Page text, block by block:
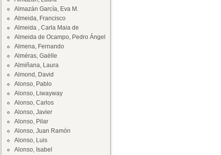
Almazán García, Eva M.
Almeida, Francisco
Almeida , Carla Maia de
Almeida de Ocampo, Pedro Ángel
Almena, Fernando
Alméras, Gaëlle
Almiñana, Laura
Almond, David
Alonso, Pablo
Alonso, Liwayway
Alonso, Carlos
Alonso, Javier
Alonso, Pilar
Alonso, Juan Ramón
Alonso, Luis
Alonso, Isabel